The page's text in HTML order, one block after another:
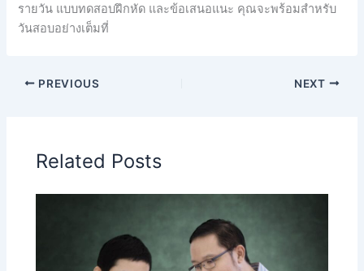
รายวัน แบบทดสอบฝึกหัด และข้อเสนอแนะ คุณจะพร้อมสําหรับ
วันสอบอย่างเต็มที่
PREVIOUS NEXT
Related Posts